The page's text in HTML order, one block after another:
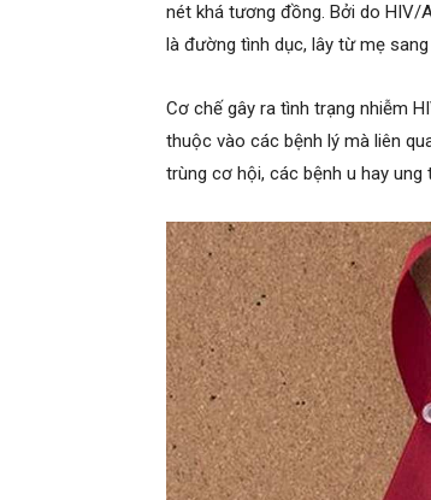
nét khá tương đồng. Bởi do HIV/
là đường tình dục, lây từ mẹ
Cơ chế gây ra tình trạng nhiễm
thuộc vào các bệnh lý mà liên
trùng cơ hội, các bệnh u hay